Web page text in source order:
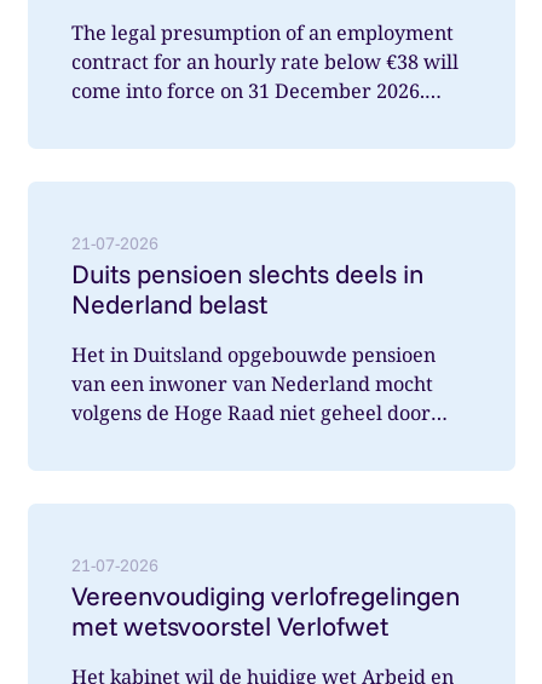
The legal presumption of an employment
contract for an hourly rate below €38 will
come into force on 31 December 2026.
21-07-2026
Duits pensioen slechts deels in
Nederland belast
Het in Duitsland opgebouwde pensioen
van een inwoner van Nederland mocht
volgens de Hoge Raad niet geheel door
21-07-2026
Vereenvoudiging verlofregelingen
met wetsvoorstel Verlofwet
Het kabinet wil de huidige wet Arbeid en